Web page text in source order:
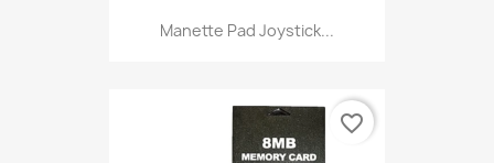
Manette Pad Joystick...
favorite_border